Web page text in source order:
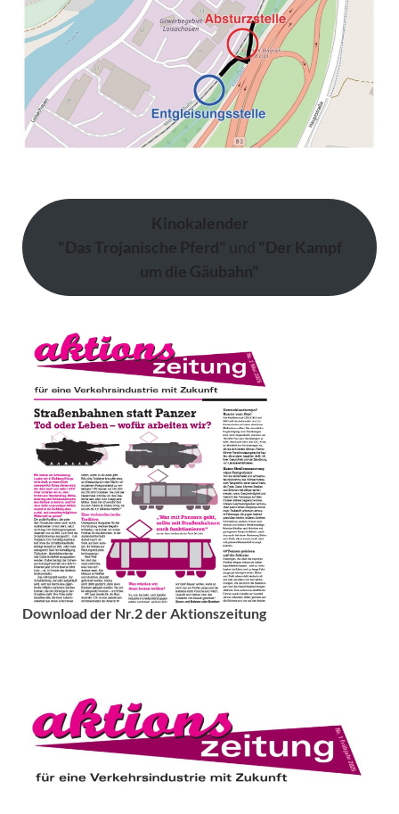
Kinokalender
"Das Trojanische Pferd" und "Der Kampf
um die Gäubahn"
Download der Nr.2 der Aktionszeitung